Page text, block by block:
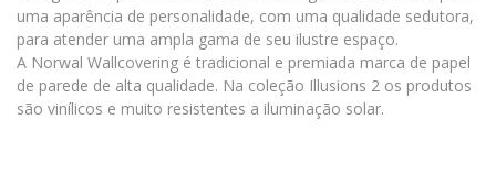
uma aparência de personalidade, com uma qualidade sedutora,
para atender uma ampla gama de seu ilustre espaço.
A Norwal Wallcovering é tradicional e premiada marca de papel
de parede de alta qualidade. Na coleção Illusions 2 os produtos
são vinílicos e muito resistentes a iluminação solar.